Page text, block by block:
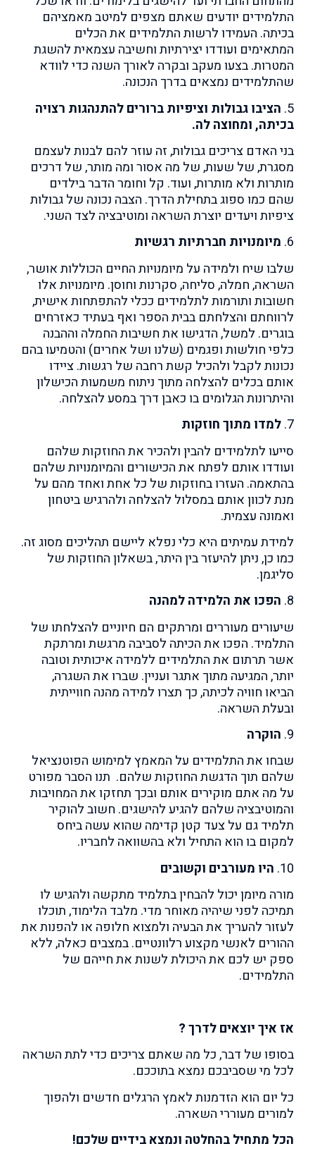
התלמידים יודעים שאתם מצפים למיטב מאמציהם
בכיתה. העמידו לרשות התלמידים את הכלים
המתאימים ועודדו יצירתיות וחשיבה עצמאית להשגת
המטרות. בצעו מעקב ובקרה לאורך השנה כדי לוודא
שהתלמידים נמצאים בדרך הנכונה.
5. הציבו גבולות וציפיות ברורים להתנהגות רצויה
בכיתה, ומחוצה לה.
בני האדם צריכים גבולות, זה עוזר להם לבנות לעצמם
מסגרת, של שעות, של מה אסור ומה מותר, של דרכים
מותרות ולא מותרות, ועוד. קל וחומר הדבר בילדים
שהם כמו ספוג בתחילת הדרך. הצבה נכונה של גבולות
ציפיות ויעדים יוצרת השראה ומוטיבציה לצד השני.
6. מיומנויות חברתיות רגשיות
שלבו שיח ולמידה על מיומנויות החיים הכוללות אושר,
השראה, חמלה, סליחה, סקרנות וחוסן. מיומנויות אלו
חשובות ותורמות לתלמידים ככלי להתפתחות אישית,
לרווחתם והצלחתם בבית הספר ואף בעתיד כאזרחים
בוגרים. למשל, הדגישו את חשיבות החמלה וההבנה
כלפי חולשות ופגמים (שלנו ושל אחרים) והטמיעו בהם
נכונות לקבל ולהכיל קשת רחבה של רגשות. ציידו
אותם בכלים להצלחה מתוך ניתוח משמעות הכישלון
והיתרונות הגלומים בו כאבן דרך במסע להצלחה.
7. למדו מתוך חוזקות
סייעו לתלמידים להבין ולהכיר את החוזקות שלהם
ועודדו אותם לפתח את הכישורים והמיומנויות שלהם
בהתאמה. העזרו בחוזקות של כל אחת ואחד מהם על
מנת לכוון אותם במסלול להצלחה ולהרגיש ביטחון
ואמונה עצמית.
למידת עמיתים היא כלי נפלא ליישם תהליכים מסוג זה.
כמו כן, ניתן להיעזר בין היתר, בשאלון החוזקות של
סליגמן.
8. הפכו את הלמידה למהנה
שיעורים מעוררים ומרתקים הם חיוניים להצלחתו של
התלמיד. הפכו את הכיתה לסביבה מרגשת ומרתקת
אשר תרתום את התלמידים ללמידה איכותית וטובה
יותר, המגיעה מתוך אתגר ועניין. שברו את השגרה,
הביאו חוויה לכיתה, כך תצרו למידה מהנה חווייתית
ובעלת השראה.
9. הוקרה
שבחו את התלמידים על המאמץ למימוש הפוטנציאל
שלהם תוך הדגשת החוזקות שלהם. תנו הסבר מפורט
על מה אתם מוקירים אותם ובכך תחזקו את המחויבות
והמוטיבציה שלהם להגיע להישגים. חשוב להוקיר
תלמיד גם על צעד קטן קדימה שהוא עשה ביחס
למקום בו הוא התחיל ולא בהשוואה לחבריו.
10. היו מעורבים וקשובים
מורה מיומן יכול להבחין בתלמיד מתקשה ולהגיש לו
תמיכה לפני שיהיה מאוחר מדי. מלבד הלימוד, תוכלו
לעזור להעריך את הבעיה ולמצוא חלופה או להפנות את
ההורים לאנשי מקצוע רלוונטיים. במצבים כאלה, ללא
ספק יש לכם את היכולת לשנות את חייהם של
התלמידים.
אז איך יוצאים לדרך ?
בסופו של דבר, כל מה שאתם צריכים כדי לתת השראה
לכל מי שסביבכם נמצא בתוככם.
כל יום הוא הזדמנות לאמץ הרגלים חדשים ולהפוך
למורים מעוררי השארה.
הכל מתחיל בהחלטה ונמצא בידיים שלכם!